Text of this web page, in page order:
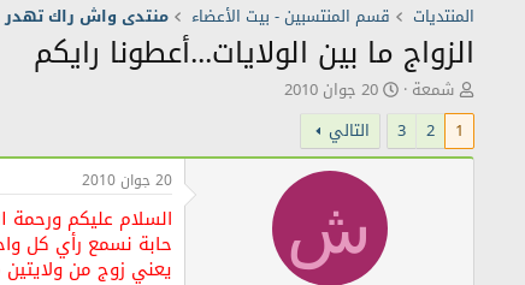
المنتديات
قسم المنتسبين - بيت الأعضاء منتدى واش راك تهدر
الزواج ما بين الولايات...أعطونا رايكم
ك
ا
ب
شمعة ت
ي
ا
ش
20 جوان 2010
1
2
3 التالي
ش
20 جوان 2010
السلام عليكم ورحمة
حابة نسمع رأي كل
يعني زوج من ولايتين